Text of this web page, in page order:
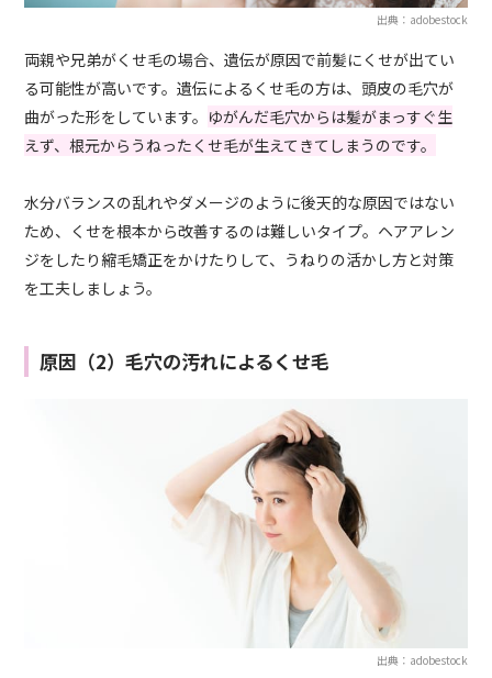
出典：adobestock
両親や兄弟がくせ毛の場合、遺伝が原因で前髪にくせが出てい
る可能性が高いです。遺伝によるくせ毛の方は、頭皮の毛穴が
曲がった形をしています。 ゆがんだ毛穴からは髪がまっすぐ生
えず、根元からうねったくせ毛が生えてきてしまうのです。
水分バランスの乱れやダメージのように後天的な原因ではない
ため、くせを根本から改善するのは難しいタイプ。ヘアアレン
ジをしたり縮毛矯正をかけたりして、うねりの活かし方と対策
を工夫しましょう。
原因（2）毛穴の汚れによるくせ毛
出典：adobestock